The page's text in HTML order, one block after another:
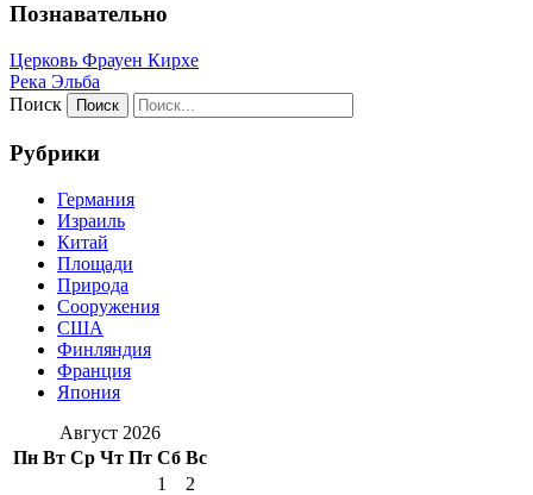
Познавательно
Церковь Фрауен Кирхе
Река Эльба
Поиск
Рубрики
Германия
Израиль
Китай
Площади
Природа
Сооружения
США
Финляндия
Франция
Япония
Август 2026
Пн Вт Ср Чт Пт Сб Вс
1
2